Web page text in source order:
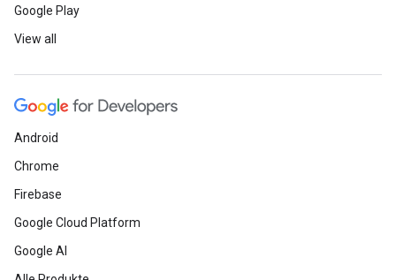
Google Play
View all
Android
Chrome
Firebase
Google Cloud Platform
Google AI